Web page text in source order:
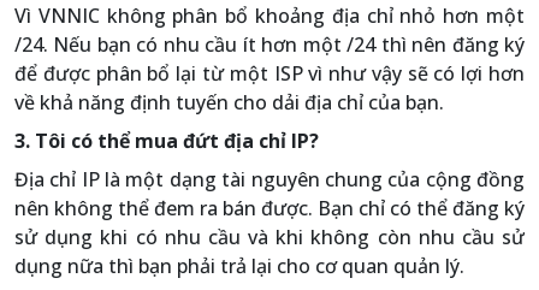
Vì VNNIC không phân bổ khoảng địa chỉ nhỏ hơn một
/24. Nếu bạn có nhu cầu ít hơn một /24 thì nên đăng ký
để được phân bổ lại từ một ISP vì như vậy sẽ có lợi hơn
về khả năng định tuyến cho dải địa chỉ của bạn.
3. Tôi có thể mua đứt địa chỉ IP?
Địa chỉ IP là một dạng tài nguyên chung của cộng đồng
nên không thể đem ra bán được. Bạn chỉ có thể đăng ký
sử dụng khi có nhu cầu và khi không còn nhu cầu sử
dụng nữa thì bạn phải trả lại cho cơ quan quản lý.